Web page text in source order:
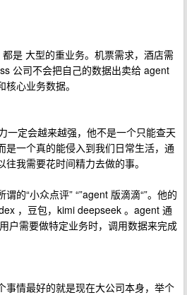
是 大型的重业务。机票需求，酒店需
公司不会把自己的数据出卖给 agent
心业务数据。
一定会越来越强，他不是一个只能查天
是一个真的能侵入到我们日常生活，通
我需要花时间精力去做的事。
的“小众点评” “”agent 版滴滴“”。他的
，豆包，kimi deepseek 。agent 通
户需要做特定业务时，调用数据来完成
事情最好的就是现在大公司本身，举个